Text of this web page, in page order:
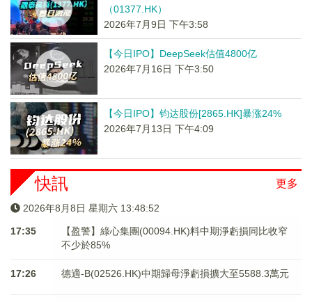
（01377.HK）
2026年7月9日 下午3:58
【今日IPO】DeepSeek估值4800亿
2026年7月16日 下午3:50
【今日IPO】钧达股份[2865.HK]暴涨24%
2026年7月13日 下午4:09
更多
快訊
2026年8月8日 星期六 13:48:53
17:35
【盈警】綠心集團(00094.HK)料中期淨虧損同比收窄
不少於85%
17:26 德適-B(02526.HK)中期歸母淨虧損擴大至5588.3萬元